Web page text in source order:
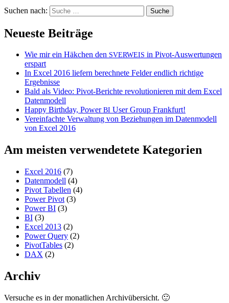
Suchen nach:
Neueste Beiträge
Wie mir ein Häkchen den SVERWEIS in Pivot-Auswertungen
erspart
In Excel 2016 liefern berechnete Felder endlich richtige
Ergebnisse
Bald als Video: Pivot-Berichte revolutionieren mit dem Excel
Datenmodell
Happy Birthday, PowerBI User Group Frankfurt!
Vereinfachte Verwaltung von Beziehungen im Datenmodell
von Excel 2016
Am meisten verwendetete Kategorien
Excel 2016 (7)
Datenmodell (4)
Pivot Tabellen (4)
Power Pivot (3)
Power BI (3)
BI (3)
Excel 2013 (2)
Power Query (2)
PivotTables (2)
DAX (2)
Archiv
Versuche es in der monatlichen Archivübersicht. 🙂